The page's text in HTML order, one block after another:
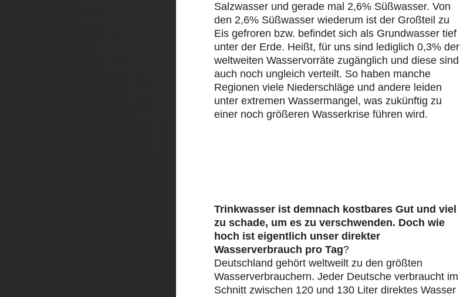
Salzwasser und gerade mal 2,6% Süßwasser. Von
den 2,6% Süßwasser wiederum ist der Großteil zu
Eis gefroren bzw. befindet sich als Grundwasser tief
unter der Erde. Heißt, für uns sind lediglich 0,3% der
weltweiten Wasservorräte zugänglich und diese sind
auch noch ungleich verteilt. So haben manche
Regionen viele Niederschläge und andere leiden
unter extremen Wassermangel, was zukünftig zu
einer noch größeren Wasserkrise führen wird.
Trinkwasser ist demnach kostbares Gut und viel
zu schade, um es zu verschwenden. Doch wie
hoch ist eigentlich unser direkter
Wasserverbrauch pro Tag?
Deutschland gehört weltweilt zu den größten
Wasserverbrauchern. Jeder Deutsche verbraucht im
Schnitt zwischen 120 und 130 Liter direktes Wasser